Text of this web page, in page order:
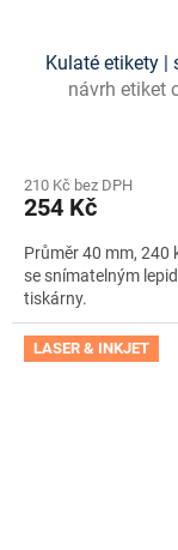
Kulaté etikety |
návrh etiket
210 Kč bez DPH
254 Kč
Průměr 40 mm, 240
se snímatelným
tiskárny.
LASER & INKJET